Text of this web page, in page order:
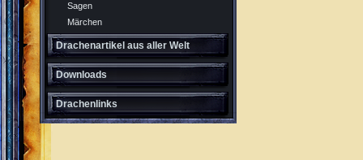
Sagen
Märchen
Drachenartikel aus aller Welt
Downloads
Drachenlinks